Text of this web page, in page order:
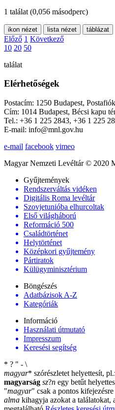
1 találat (0,056 másodperc)
ikon nézet lista nézet táblázat
Előző 1 Következő
10 20 50
találat
Elérhetőségek
Postacím: 1250 Budapest,
Cím: 1014 Budapest, Bécsi kapu
Tel.: +36 1 225 2843, +36 1 225
E-mail: info@mnl.gov.hu
e-mail facebook vimeo
Magyar Nemzeti Levéltár © 2020
Gyűjtemények
Rendszerváltás vidéken
Digitális Roma levéltár
Szovjetunióba elhurcoltak
Első világháború
Reformáció 500
Családtörténet
Helytörténet
Középkori gyűjtemény
Pártiratok
Külügyminisztérium
Böngészés
Adatbázisok A-Z
Kategóriák
Információ
Használati útmutató
Impresszum
Keresési segítség
* ? " - \
magyar* szórészletet helyettesít, pl.:
magyarság sz?n egy betűt
"magyar" csak a pontos
alma kihagyja azokat a találatokat,